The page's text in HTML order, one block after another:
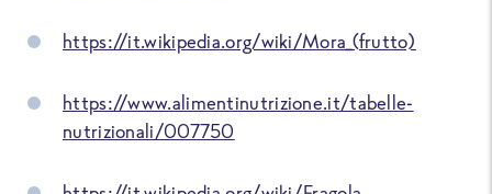
https://it.wikipedia.org/wiki/Mora_(frutto)
https://www.alimentinutrizione.it/tabelle-
nutrizionali/007750